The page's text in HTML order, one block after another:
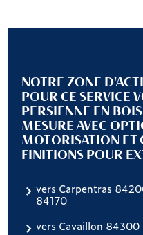
NOTRE ZONE
POUR CE SERVICE
PERSIENNE EN
MESURE AVEC
MOTORISATION ET
FINITIONS POUR
vers Carpentras
84170
vers Cavaillon 84300